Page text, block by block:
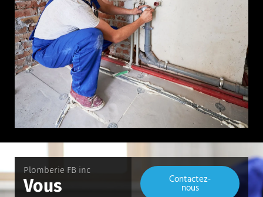
Plomberie FB inc
Vous
Contactez-
nous